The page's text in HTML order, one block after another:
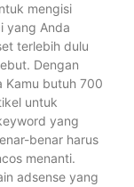
mengisi
yang Anda
terlebih dulu
Dengan
Kamu butuh 700
untuk
yang
benar harus
menanti.
adsense yang